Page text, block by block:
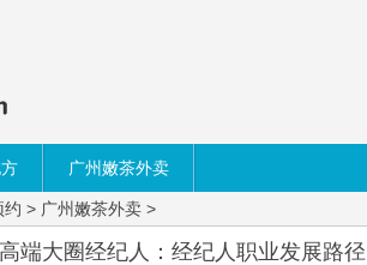
广州嫩茶外卖
约 > 广州嫩茶外卖 >
端大圈经纪人：经纪人职业发展路径